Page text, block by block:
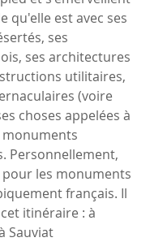
qu'elle est avec ses
ses
ses architectures
utilitaires,
(voire
choses appelées à
Personnellement,
les monuments
français. Il
itinéraire : à
Sauviat